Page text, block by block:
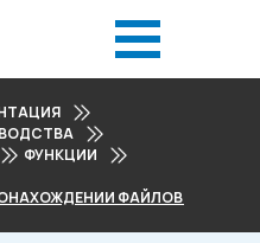
ФУНКЦИИ
ФАЙЛОВ ТАБЛИЦЫ